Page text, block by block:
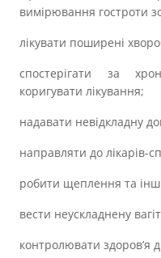
вимірювання гостроти
лікувати поширені
спостерігати за
коригувати лікування;
надавати невідкладну
направляти до лікарів-
робити щеплення та
вести неускладнену
контролювати здоров’я